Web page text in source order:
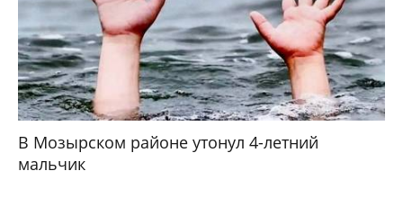
В Мозырском районе утонул 4-летний
мальчик